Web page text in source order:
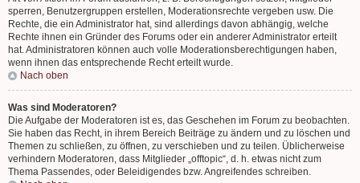
sperren, Benutzergruppen erstellen, Moderationsrechte vergeben usw. Die
Rechte, die ein Administrator hat, sind allerdings davon abhängig, welche
Rechte ihnen ein Gründer des Forums oder ein anderer Administrator erteilt
hat. Administratoren können auch volle Moderationsberechtigungen haben,
wenn ihnen das entsprechende Recht erteilt wurde.
Nach oben
Was sind Moderatoren?
Die Aufgabe der Moderatoren ist es, das Geschehen im Forum zu beobachten.
Sie haben das Recht, in ihrem Bereich Beiträge zu ändern und zu löschen und
Themen zu schließen, zu öffnen, zu verschieben und zu teilen. Üblicherweise
verhindern Moderatoren, dass Mitglieder „offtopic“, d. h. etwas nicht zum
Thema Passendes, oder Beleidigendes bzw. Angreifendes schreiben.